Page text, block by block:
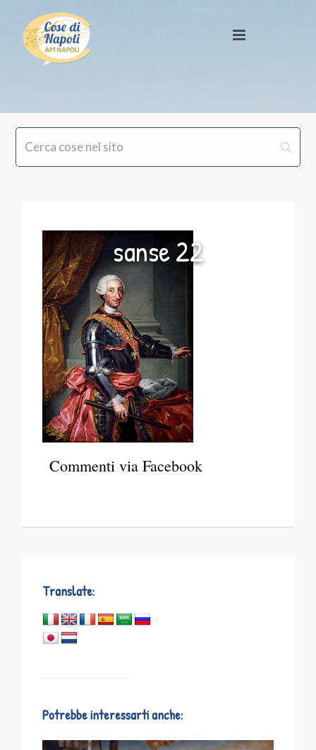
sanse 22
Commenti via Facebook
Translate:
Potrebbe interessarti anche: